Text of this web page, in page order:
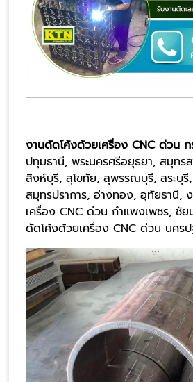
งานดัดโค้งด้วยเครื่อง CNC ด่วน ก
ปทุมธานี, พระนครศรีอยุธยา, สมุทร
สิงห์บุรี, สุโขทัย, สุพรรณบุรี, สระบุ
สมุทรปราการ, อ่างทอง, อุทัยธานี,
เครื่อง CNC ด่วน กำแพงเพชร, ชั
ดัดโค้งด้วยเครื่อง CNC ด่วน นคร